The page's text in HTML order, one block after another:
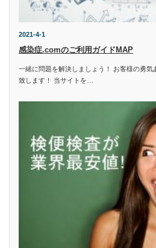
2021-4-1
感染症.comのご利用ガイドMAP
一緒に問題を解決しましょう！ お客様の勇気
致します！ 当サイトを…